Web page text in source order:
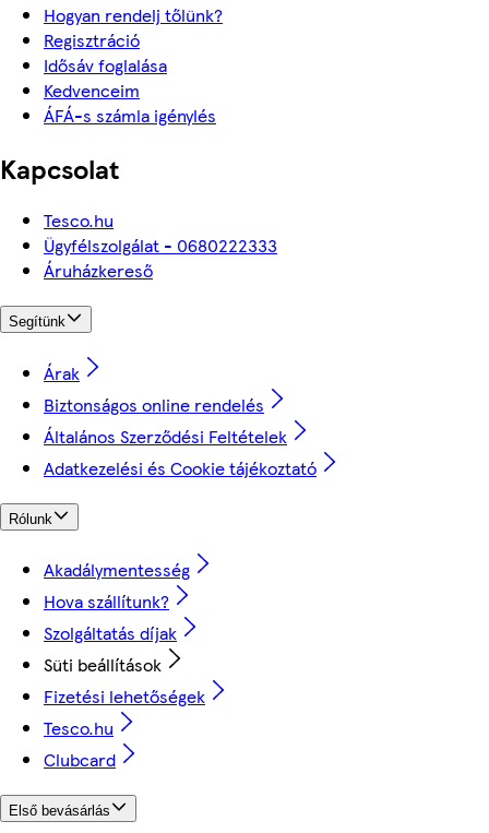
Hogyan rendelj tőlünk?
Regisztráció
Idősáv foglalása
Kedvenceim
ÁFÁ-s számla igénylés
Kapcsolat
Tesco.hu
Ügyfélszolgálat - 0680222333
Áruházkereső
Segítünk
Árak
Biztonságos online rendelés
Általános Szerződési Feltételek
Adatkezelési és Cookie tájékoztató
Rólunk
Akadálymentesség
Hova szállítunk?
Szolgáltatás díjak
Süti beállítások
Fizetési lehetőségek
Tesco.hu
Clubcard
Első bevásárlás